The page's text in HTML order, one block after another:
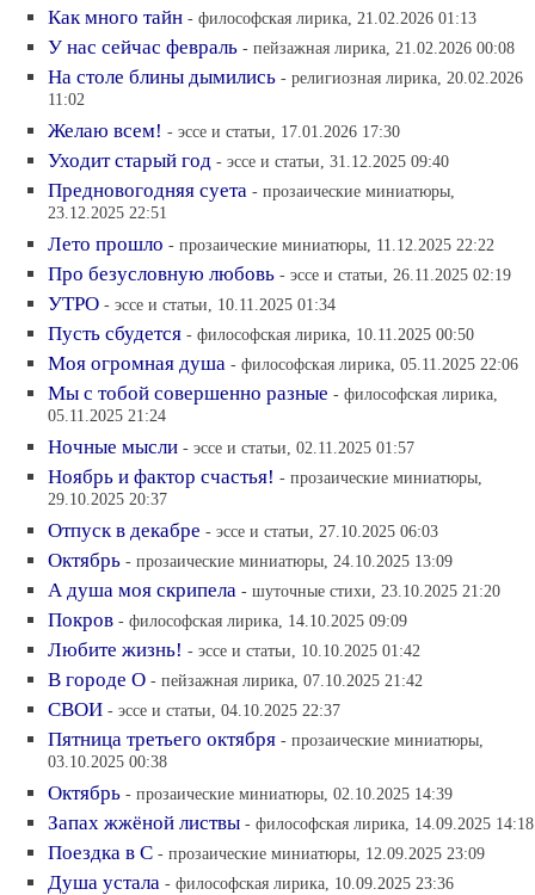
Как много тайн - философская лирика, 21.02.2026 01:13
У нас сейчас февраль - пейзажная лирика, 21.02.2026 00:08
На столе блины дымились - религиозная лирика, 20.02.2026
11:02
Желаю всем! - эссе и статьи, 17.01.2026 17:30
Уходит старый год - эссе и статьи, 31.12.2025 09:40
Предновогодняя суета - прозаические миниатюры,
23.12.2025 22:51
Лето прошло - прозаические миниатюры, 11.12.2025 22:22
Про безусловную любовь - эссе и статьи, 26.11.2025 02:19
УТРО - эссе и статьи, 10.11.2025 01:34
Пусть сбудется - философская лирика, 10.11.2025 00:50
Моя огромная душа - философская лирика, 05.11.2025 22:06
Мы с тобой совершенно разные - философская лирика,
05.11.2025 21:24
Ночные мысли - эссе и статьи, 02.11.2025 01:57
Ноябрь и фактор счастья! - прозаические миниатюры,
29.10.2025 20:37
Отпуск в декабре - эссе и статьи, 27.10.2025 06:03
Октябрь - прозаические миниатюры, 24.10.2025 13:09
А душа моя скрипела - шуточные стихи, 23.10.2025 21:20
Покров - философская лирика, 14.10.2025 09:09
Любите жизнь! - эссе и статьи, 10.10.2025 01:42
В городе О - пейзажная лирика, 07.10.2025 21:42
СВОИ - эссе и статьи, 04.10.2025 22:37
Пятница третьего октября - прозаические миниатюры,
03.10.2025 00:38
Октябрь - прозаические миниатюры, 02.10.2025 14:39
Запах жжёной листвы - философская лирика, 14.09.2025 14:18
Поездка в С - прозаические миниатюры, 12.09.2025 23:09
Душа устала - философская лирика, 10.09.2025 23:36